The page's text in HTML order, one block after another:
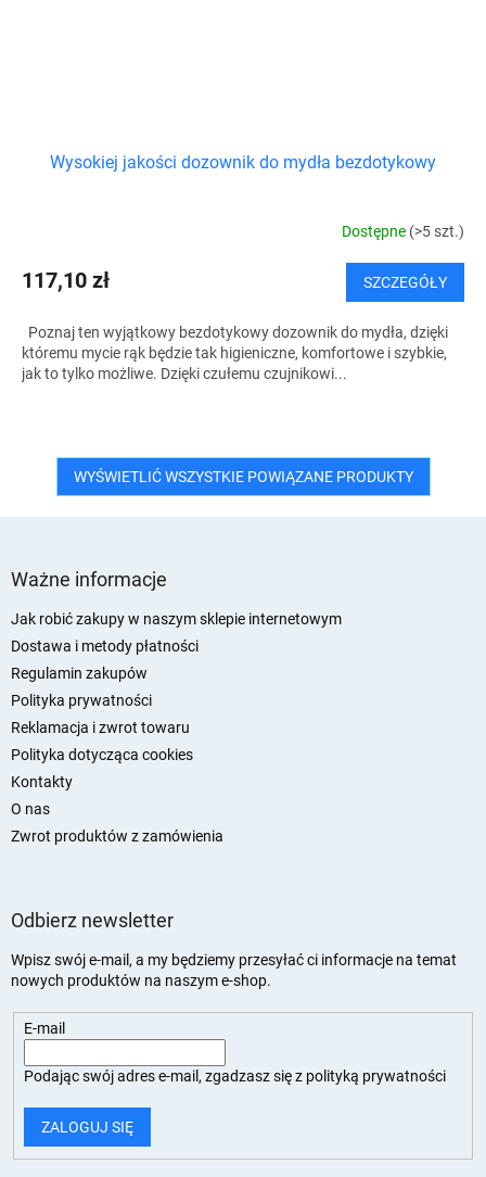
Wysokiej jakości dozownik do mydła bezdotykowy
Dostępne (>5 szt.)
117,10 zł SZCZEGÓŁY
Poznaj ten wyjątkowy bezdotykowy dozownik do mydła, dzięki
któremu mycie rąk będzie tak higieniczne, komfortowe i szybkie,
jak to tylko możliwe. Dzięki czułemu czujnikowi...
WYŚWIETLIĆ WSZYSTKIE POWIĄZANE PRODUKTY
Ważne informacje
Jak robić zakupy w naszym sklepie internetowym
Dostawa i metody płatności
Regulamin zakupów
Polityka prywatności
Reklamacja i zwrot towaru
Polityka dotycząca cookies
Kontakty
O nas
Zwrot produktów z zamówienia
Odbierz newsletter
Wpisz swój e-mail, a my będziemy przesyłać ci informacje na temat
nowych produktów na naszym e-shop.
E-mail
Podając swój adres e-mail, zgadzasz się z polityką prywatności
ZALOGUJ SIĘ